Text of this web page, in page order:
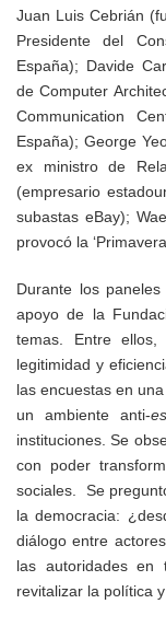
Juan Luis Cebrián
Presidente del
España); Davide
de Computer
Communication
España); George
ex ministro de
(empresario
subastas eBay);
provocó la
Durante los
apoyo de la
temas. Entre
legitimidad y
las encuestas en
un ambiente anti-
instituciones. Se
con poder
sociales. Se
la democracia:
diálogo entre
las autoridades
revitalizar la política